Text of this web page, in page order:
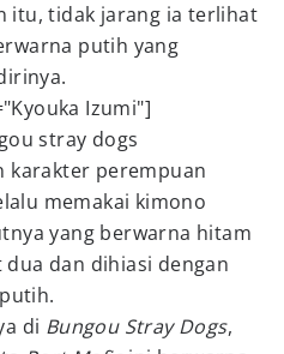
itu, tidak jarang ia terlihat
putih yang
Izumi"]
karakter perempuan
memakai kimono
yang berwarna hitam
dan dihiasi dengan
di Bungou Stray Dogs,